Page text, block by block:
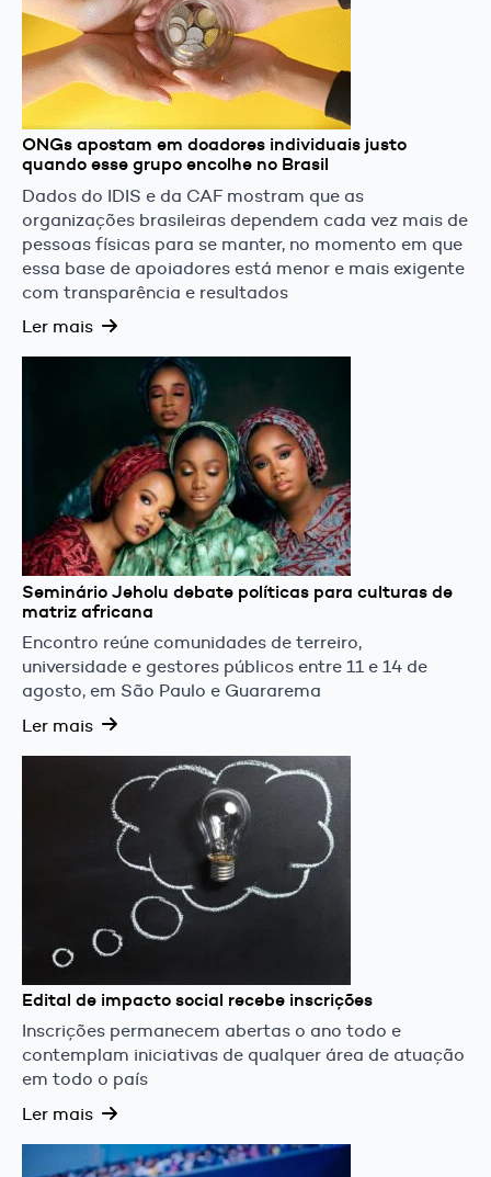
ONGs apostam em doadores individuais justo
quando esse grupo encolhe no Brasil
Dados do IDIS e da CAF mostram que as
organizações brasileiras dependem cada vez mais de
pessoas físicas para se manter, no momento em que
essa base de apoiadores está menor e mais exigente
com transparência e resultados
Ler mais
Seminário Jeholu debate políticas para culturas de
matriz africana
Encontro reúne comunidades de terreiro,
universidade e gestores públicos entre 11 e 14 de
agosto, em São Paulo e Guararema
Ler mais
Edital de impacto social recebe inscrições
Inscrições permanecem abertas o ano todo e
contemplam iniciativas de qualquer área de atuação
em todo o país
Ler mais